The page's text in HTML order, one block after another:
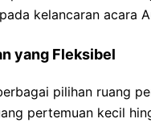
kelancaran acara
yang Fleksibel
pilihan ruang
pertemuan kecil